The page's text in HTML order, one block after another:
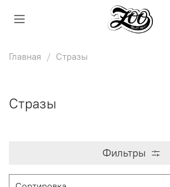
Главная Стразы
Стразы
Фильтры